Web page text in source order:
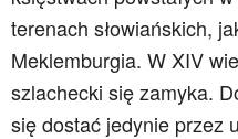
terenach słowiańskich,
Meklemburgia. W XIV
szlachecki się zamyka.
się dostać jedynie przez